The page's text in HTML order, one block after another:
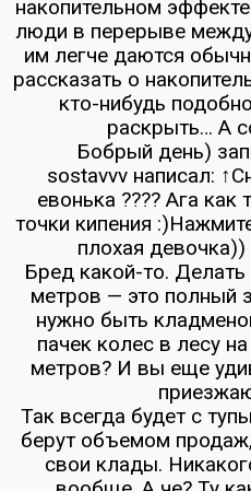
накопительном
люди в перерыве
им легче даются
рассказать о
кто-нибудь
раскрыть… А
Бобрый день)
sostavvv написал:
евонька ???? Ага
точки кипения
плохая
Бред какой-то.
метров — это полный
нужно быть
пачек колес в лесу
метров? И вы еще
Так всегда будет с
берут объемом
свои клады.